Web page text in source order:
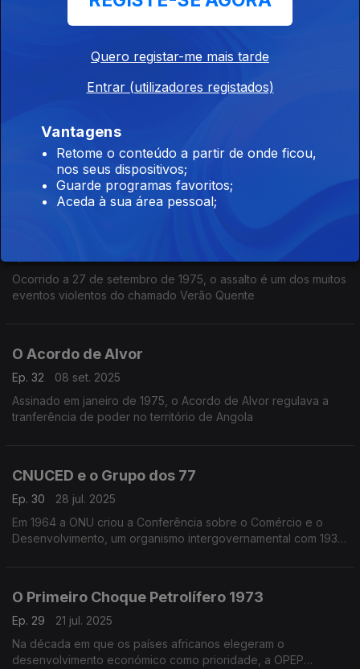
Seus Legados"
A opinião de cidadão de Portugal, Angola e Cabo Verde foi
auscultada entre Maioe Junho de 2025.
O Assalto à Embaixada de Espanha em
Ocorrido a 27 de setembro de 1975, o assalto é um dos muitos
eventos violentos do chamado Verão Quente
O Acordo de Alvor
Ep. 32
08 set. 2025
Assinado em janeiro de 1975, o Acordo de Alvor regulava a
tranferência de poder no território de Angola
CNUCED e o Grupo dos 77
Ep. 30
28 jul. 2025
Em 1964 a ONU criou a Conferência sobre o Comércio e o
Desenvolvimento, um organismo intergovernamental com 193
O Primeiro Choque Petrolífero 1973
Ep. 29
21 jul. 2025
Na década em que os países africanos elegeram o
desenvolvimento económico como prioridade, a OPEP
Quero registar-me mais tarde
Entrar (utilizadores registados)
Vantagens
Retome o conteúdo a partir de onde ficou,
nos seus dispositivos;
Guarde programas favoritos;
Aceda à sua área pessoal;